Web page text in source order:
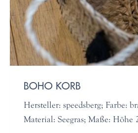
BOHO KORB
Hersteller: speedsberg; Farbe:
Material: Seegras; Maße: Höhe